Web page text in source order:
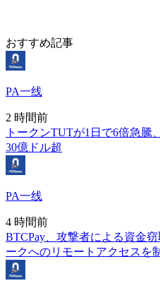
おすすめ記事
PA一线
2 時間前
トークンTUTが1日で6倍急騰
30億ドル超
PA一线
4 時間前
BTCPay、攻撃者による資金
ークへのリモートアクセスを